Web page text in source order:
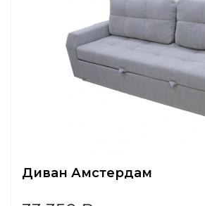
Диван Амстердам